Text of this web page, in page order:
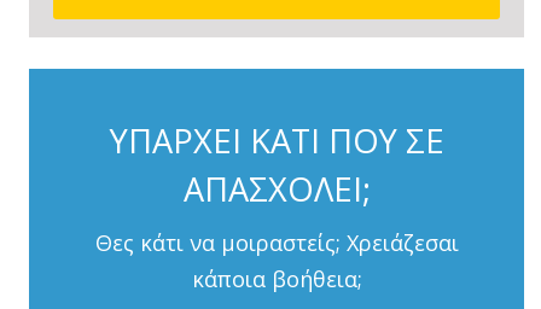
ΥΠΑΡΧΕΙ ΚΑΤΙ ΠΟΥ ΣΕ
ΑΠΑΣΧΟΛΕΙ;
Θες κάτι να μοιραστείς; Χρειάζεσαι
κάποια βοήθεια;